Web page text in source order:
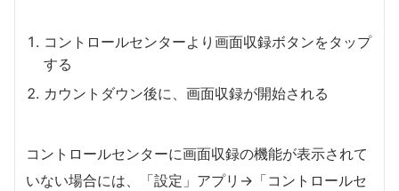
コントロールセンターより画面収録ボタンをタップ
する
カウントダウン後に、画面収録が開始される
コントロールセンターに画面収録の機能が表示されて
いない場合には、「設定」アプリ→「コントロールセ